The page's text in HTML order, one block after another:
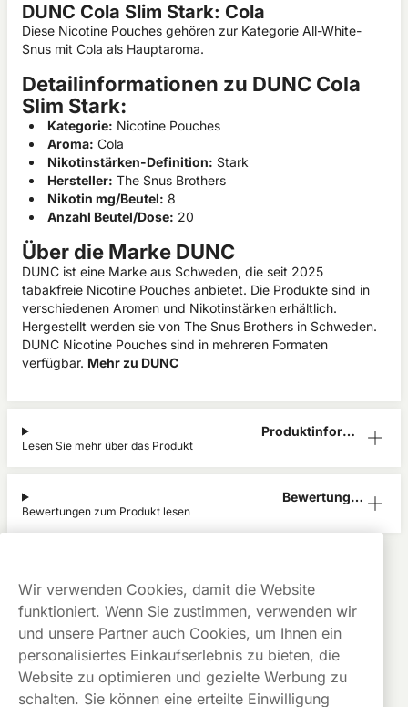
DUNC Cola Slim Stark: Cola
Diese Nicotine Pouches gehören zur Kategorie All-White-
Snus mit Cola als Hauptaroma.
Detailinformationen zu DUNC Cola
Slim Stark:
Kategorie: Nicotine Pouches
Aroma: Cola
Nikotinstärken-Definition: Stark
Hersteller: The Snus Brothers
Nikotin mg/Beutel: 8
Anzahl Beutel/Dose: 20
Über die Marke DUNC
DUNC ist eine Marke aus Schweden, die seit 2025
tabakfreie Nicotine Pouches anbietet. Die Produkte sind in
verschiedenen Aromen und Nikotinstärken erhältlich.
Hergestellt werden sie von The Snus Brothers in Schweden.
DUNC Nicotine Pouches sind in mehreren Formaten
verfügbar. Mehr zu DUNC
Produktinform
Lesen Sie mehr über das Produkt
Bewertunge
Bewertungen zum Produkt lesen
Rechnung
Gratis
Versand
Dieses Produkt ist nicht risikofrei und enthält Nikotin, eine
süchtig machende Substanz.
Wir verwenden Cookies, damit die Website
funktioniert. Wenn Sie zustimmen, verwenden wir
und unsere Partner auch Cookies, um Ihnen ein
personalisiertes Einkaufserlebnis zu bieten, die
Website zu optimieren und gezielte Werbung zu
schalten. Sie können eine erteilte Einwilligung